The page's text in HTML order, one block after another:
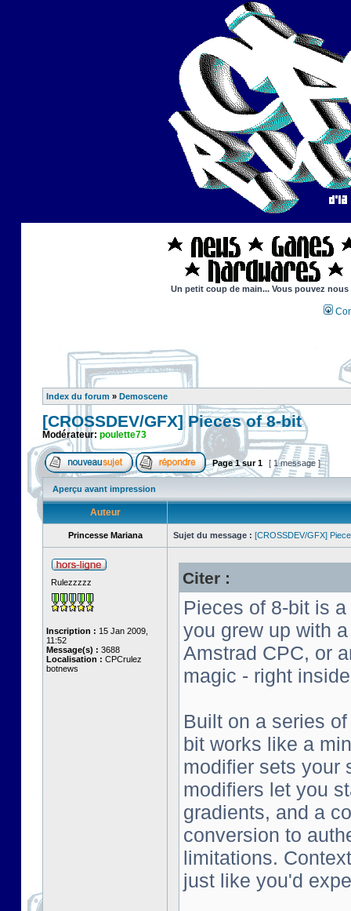
Un petit coup de main... Vous pouvez
Index du forum » Demoscene
[CROSSDEV/GFX] Pieces of 8-bit
Modérateur: poulette73
Page1sur1 [ 1 message ]
Aperçu avant impression
Auteur
Princesse Mariana Sujet du message : [CROSSDEV/GFX]
Rulezzzzz
Inscription : 15 Jan 2009,
11:52
Message(s) : 3688
Localisation : CPCrulez
botnews
Citer :
Pieces of 8-bit is
you grew up with
Amstrad CPC, or
magic - right
Built on a series
bit works like a
modifier sets your
modifiers let you
gradients, and a
conversion to
limitations.
just like you'd